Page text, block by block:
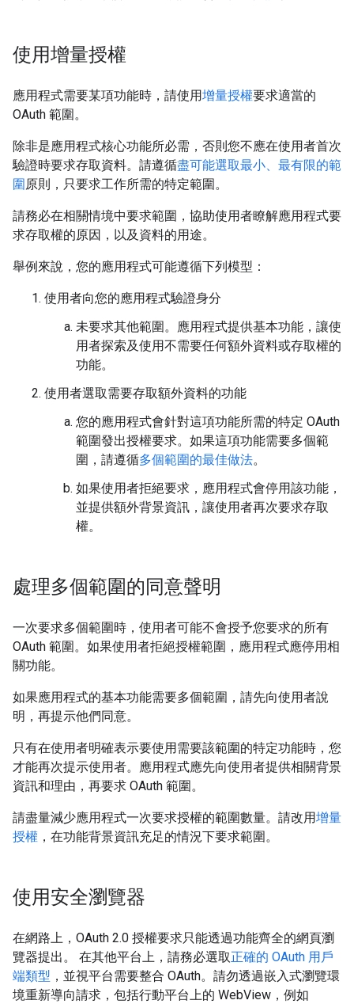
使用增量授權
應用程式需要某項功能時，請使用增量授權要求適當的
OAuth 範圍。
除非是應用程式核心功能所必需，否則您不應在使用者首次
驗證時要求存取資料。請遵循盡可能選取最小、最有限的範
圍原則，只要求工作所需的特定範圍。
請務必在相關情境中要求範圍，協助使用者瞭解應用程式要
求存取權的原因，以及資料的用途。
舉例來說，您的應用程式可能遵循下列模型：
使用者向您的應用程式驗證身分
未要求其他範圍。應用程式提供基本功能，讓使
用者探索及使用不需要任何額外資料或存取權的
功能。
使用者選取需要存取額外資料的功能
您的應用程式會針對這項功能所需的特定 OAuth
範圍發出授權要求。如果這項功能需要多個範
圍，請遵循多個範圍的最佳做法。
如果使用者拒絕要求，應用程式會停用該功能，
並提供額外背景資訊，讓使用者再次要求存取
權。
處理多個範圍的同意聲明
一次要求多個範圍時，使用者可能不會授予您要求的所有
OAuth 範圍。如果使用者拒絕授權範圍，應用程式應停用相
關功能。
如果應用程式的基本功能需要多個範圍，請先向使用者說
明，再提示他們同意。
只有在使用者明確表示要使用需要該範圍的特定功能時，您
才能再次提示使用者。應用程式應先向使用者提供相關背景
資訊和理由，再要求 OAuth 範圍。
請盡量減少應用程式一次要求授權的範圍數量。請改用增量
授權 ，在功能背景資訊充足的情況下要求範圍。
使用安全瀏覽器
在網路上，OAuth 2.0 授權要求只能透過功能齊全的網頁瀏
覽器提出。 在其他平台上，請務必選取正確的 OAuth 用戶
端類型 ，並視平台需要整合 OAuth。請勿透過嵌入式瀏覽環
境重新導向請求，包括行動平台上的 WebView，例如